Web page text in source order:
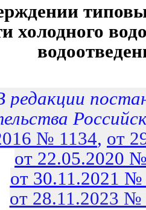
холодного
редакции
№ 1134, от
от 22.05.2020
от 30.11.2021 №
от 28.11.2023 №